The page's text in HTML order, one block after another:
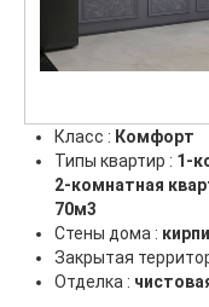
Класс : Комфорт
Типы квартир : 1-
2-комнатная
70м3
Стены дома :
Закрытая
Отделка :